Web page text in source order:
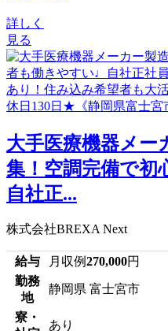
詳しく
見る
大手医療機器メー
集！空調完備で初
自社正...
株式会社BREXA Next
給与 月収例270,000円
勤務
地
静岡県 富士宮市
寮・
あり